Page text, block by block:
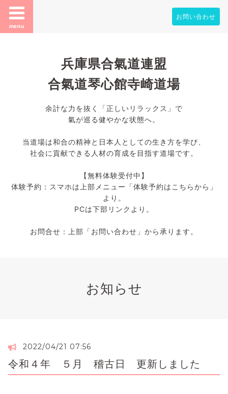
menu
お問い合わせ
兵庫県合氣道連盟
合氣道琴心館寺崎道場
余計な力を抜く「正しいリラックス」で
氣が巡る健やかな状態へ。
当道場は和合の精神と日本人としての生き方を学び、
社会に貢献できる人材の育成を目指す道場です。
【無料体験受付中】
体験予約：スマホは上部メニュー「体験予約はこちらから」
より。
PCは下部リンクより。
お問合せ：上部「お問い合わせ」から承ります。
お知らせ
2022/04/21 07:56
令和４年 ５月 稽古日 更新しました